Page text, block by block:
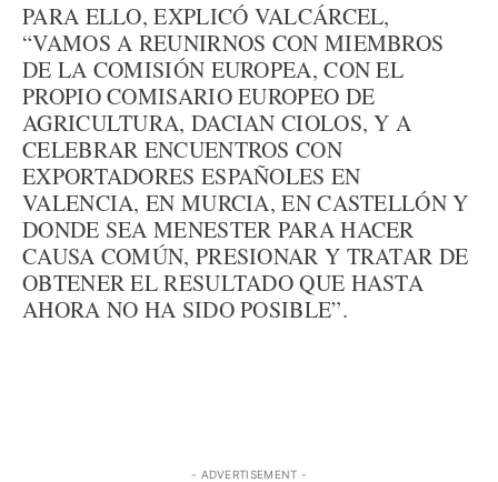
PARA ELLO, EXPLICÓ VALCÁRCEL,
“VAMOS A REUNIRNOS CON MIEMBROS
DE LA COMISIÓN EUROPEA, CON EL
PROPIO COMISARIO EUROPEO DE
AGRICULTURA, DACIAN CIOLOS, Y A
CELEBRAR ENCUENTROS CON
EXPORTADORES ESPAÑOLES EN
VALENCIA, EN MURCIA, EN CASTELLÓN Y
DONDE SEA MENESTER PARA HACER
CAUSA COMÚN, PRESIONAR Y TRATAR DE
OBTENER EL RESULTADO QUE HASTA
AHORA NO HA SIDO POSIBLE”.
- ADVERTISEMENT -